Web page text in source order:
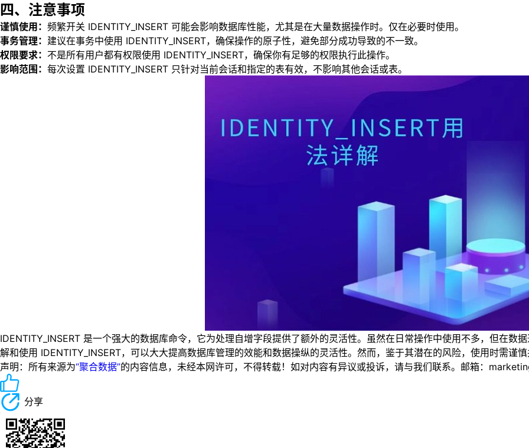
四、注意事项
谨慎使用： 频繁开关 IDENTITY_INSERT 可能会影响数据库性能，尤其是在大量数据操作时。仅在必要时使用。
事务管理： 建议在事务中使用 IDENTITY_INSERT，确保操作的原子性，避免部分成功导致的不一致。
权限要求： 不是所有用户都有权限使用 IDENTITY_INSERT，确保你有足够的权限执行此操作。
影响范围： 每次设置 IDENTITY_INSERT 只针对当前会话和指定的表有效，不影响其他会话或表。
IDENTITY_INSERT 是一个强大的数据库命令，它为处理自增字段提供了额外的灵活性。虽然在日常操作中使用不多，但在数
解和使用 IDENTITY_INSERT，可以大大提高数据库管理的效能和数据操纵的灵活性。然而，鉴于其潜在的风险，使用时需谨
声明：所有来源为“聚合数据”的内容信息，未经本网许可，不得转载！如对内容有异议或投诉，请与我们联系。邮箱：
分享